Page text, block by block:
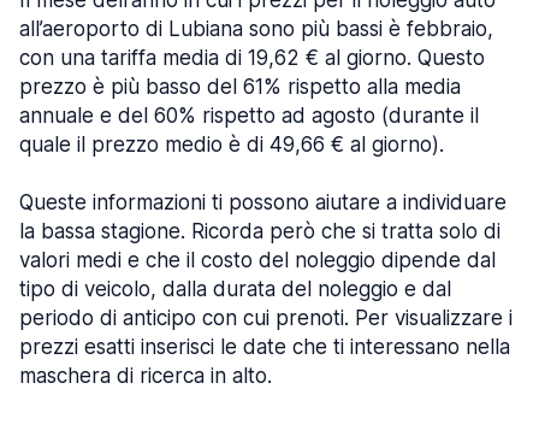
all’aeroporto di Lubiana sono più bassi è febbraio,
con una tariffa media di 19,62 € al giorno. Questo
prezzo è più basso del 61% rispetto alla media
annuale e del 60% rispetto ad agosto (durante il
quale il prezzo medio è di 49,66 € al giorno).
Queste informazioni ti possono aiutare a individuare
la bassa stagione. Ricorda però che si tratta solo di
valori medi e che il costo del noleggio dipende dal
tipo di veicolo, dalla durata del noleggio e dal
periodo di anticipo con cui prenoti. Per visualizzare i
prezzi esatti inserisci le date che ti interessano nella
maschera di ricerca in alto.